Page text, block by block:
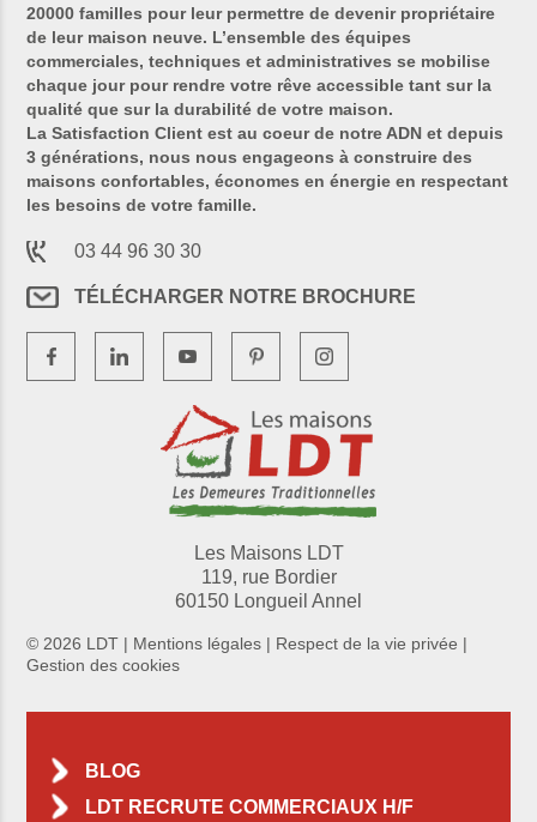
20000 familles pour leur permettre de devenir propriétaire
de leur maison neuve. L’ensemble des équipes
commerciales, techniques et administratives se mobilise
chaque jour pour rendre votre rêve accessible tant sur la
qualité que sur la durabilité de votre maison.
La Satisfaction Client est au coeur de notre ADN et depuis
3 générations, nous nous engageons à construire des
maisons confortables, économes en énergie en respectant
les besoins de votre famille.
03 44 96 30 30
TÉLÉCHARGER NOTRE BROCHURE
Les Maisons LDT
119, rue Bordier
60150 Longueil Annel
© 2026 LDT | Mentions légales | Respect de la vie privée |
Gestion des cookies
BLOG
LDT RECRUTE COMMERCIAUX H/F